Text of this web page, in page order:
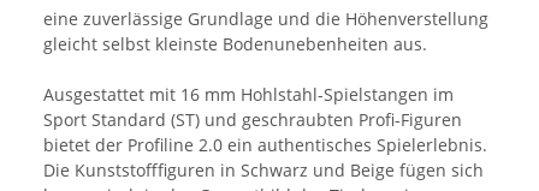
eine zuverlässige Grundlage und die Höhenverstellung
gleicht selbst kleinste Bodenunebenheiten aus.
Ausgestattet mit 16 mm Hohlstahl-Spielstangen im
Sport Standard (ST) und geschraubten Profi-Figuren
bietet der Profiline 2.0 ein authentisches Spielerlebnis.
Die Kunststofffiguren in Schwarz und Beige fügen sich